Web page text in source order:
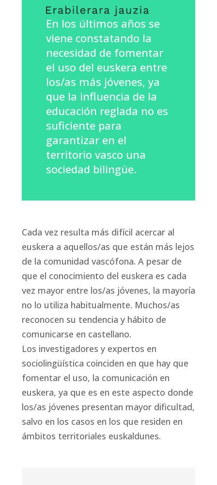
En los últimos años se
viene constatando la
necesidad de fomentar
el uso del euskera entre
los/as más jóvenes, ya
que la influencia de la
educación reglada no es
suficiente para
garantizar en el
territorio vasco una
sociedad bilingüe.
Cada vez resulta más difícil acercar al
euskera a aquellos/as que están más lejos
de la comunidad vascófona. A pesar de
que el conocimiento del euskera es cada
vez mayor entre los/as jóvenes, la mayoría
no lo utiliza habitualmente. Muchos/as
reconocen su tendencia y hábito de
comunicarse en castellano.
Los investigadores y expertos en
sociolingüística coinciden en que hay que
fomentar el uso, la comunicación en
euskera, ya que es en este aspecto donde
los/as jóvenes presentan mayor dificultad,
salvo en los casos en los que residen en
ámbitos territoriales euskaldunes.